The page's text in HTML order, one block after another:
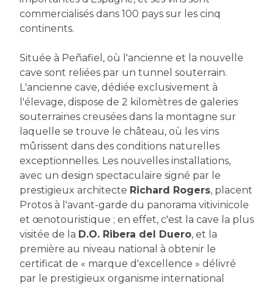
commercialisés dans 100 pays sur les cinq
continents.
Située à Peñafiel, où l'ancienne et la nouvelle
cave sont reliées par un tunnel souterrain.
L'ancienne cave, dédiée exclusivement à
l'élevage, dispose de 2 kilomètres de galeries
souterraines creusées dans la montagne sur
laquelle se trouve le château, où les vins
mûrissent dans des conditions naturelles
exceptionnelles. Les nouvelles installations,
avec un design spectaculaire signé par le
prestigieux architecte Richard Rogers, placent
Protos à l'avant-garde du panorama vitivinicole
et œnotouristique ; en effet, c'est la cave la plus
visitée de la D.O. Ribera del Duero, et la
première au niveau national à obtenir le
certificat de « marque d'excellence » délivré
par le prestigieux organisme international